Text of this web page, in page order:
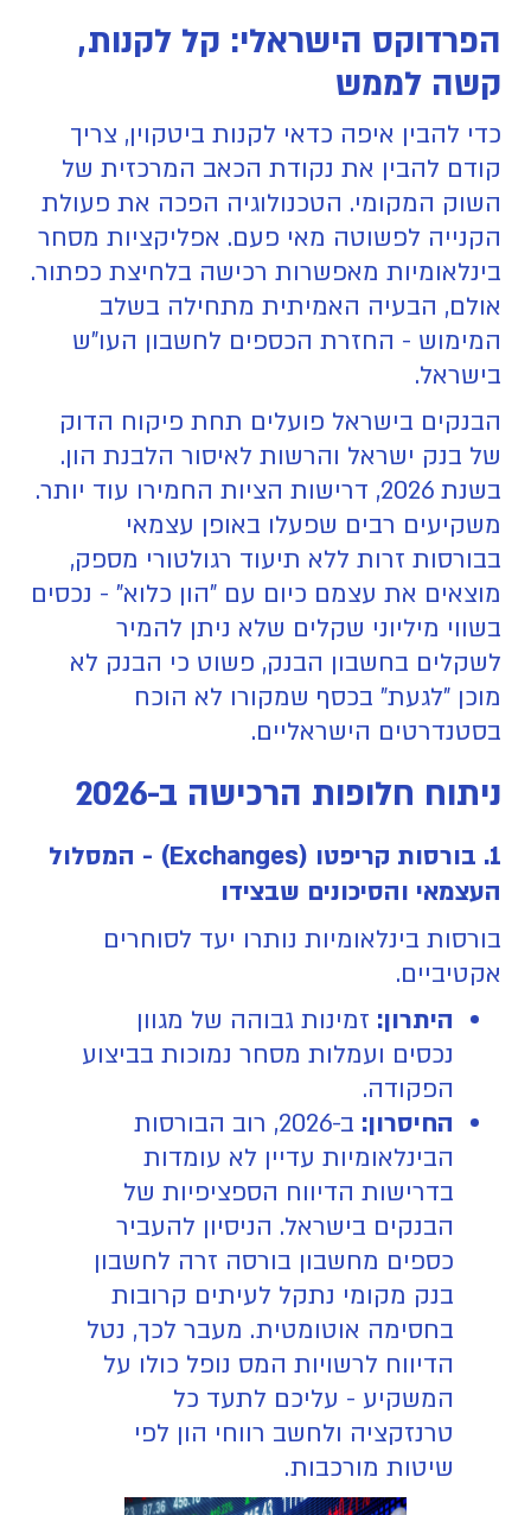
הפרדוקס הישראלי: קל לקנות,
קשה לממש
כדי להבין איפה כדאי לקנות ביטקוין, צריך
קודם להבין את נקודת הכאב המרכזית של
השוק המקומי. הטכנולוגיה הפכה את פעולת
הקנייה לפשוטה מאי פעם. אפליקציות מסחר
בינלאומיות מאפשרות רכישה בלחיצת כפתור.
אולם, הבעיה האמיתית מתחילה בשלב
המימוש - החזרת הכספים לחשבון העו"ש
בישראל.
הבנקים בישראל פועלים תחת פיקוח הדוק
של בנק ישראל והרשות לאיסור הלבנת הון.
בשנת 2026, דרישות הציות החמירו עוד יותר.
משקיעים רבים שפעלו באופן עצמאי
בבורסות זרות ללא תיעוד רגולטורי מספק,
מוצאים את עצמם כיום עם "הון כלוא" - נכסים
בשווי מיליוני שקלים שלא ניתן להמיר
לשקלים בחשבון הבנק, פשוט כי הבנק לא
מוכן "לגעת" בכסף שמקורו לא הוכח
בסטנדרטים הישראליים.
ניתוח חלופות הרכישה ב-2026
1. בורסות קריפטו (Exchanges) - המסלול
העצמאי והסיכונים שבצידו
בורסות בינלאומיות נותרו יעד לסוחרים
אקטיביים.
היתרון: זמינות גבוהה של מגוון
נכסים ועמלות מסחר נמוכות בביצוע
הפקודה.
החיסרון:
ב-2026, רוב הבורסות
הבינלאומיות עדיין לא עומדות
בדרישות הדיווח הספציפיות של
הבנקים בישראל. הניסיון להעביר
כספים מחשבון בורסה זרה לחשבון
בנק מקומי נתקל לעיתים קרובות
בחסימה אוטומטית. מעבר לכך, נטל
הדיווח לרשויות המס נופל כולו על
המשקיע - עליכם לתעד כל
טרנזקציה ולחשב רווחי הון לפי
שיטות מורכבות.